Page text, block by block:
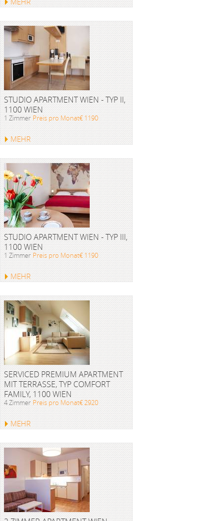
STUDIO APARTMENT WIEN - TYP II,
1100 WIEN
1 Zimmer Preis pro Monat€ 1190
MEHR
STUDIO APARTMENT WIEN - TYP III,
1100 WIEN
1 Zimmer Preis pro Monat€ 1190
MEHR
SERVICED PREMIUM APARTMENT
MIT TERRASSE, TYP COMFORT
FAMILY, 1100 WIEN
4 Zimmer Preis pro Monat€ 2920
MEHR